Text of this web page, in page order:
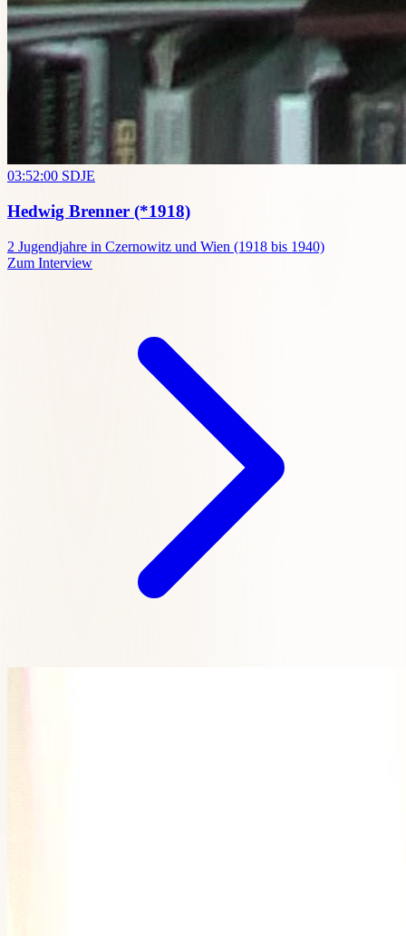
03:52:00 SDJE
Hedwig Brenner (*1918)
2 Jugendjahre in Czernowitz und Wien (1918 bis 1940)
Zum Interview